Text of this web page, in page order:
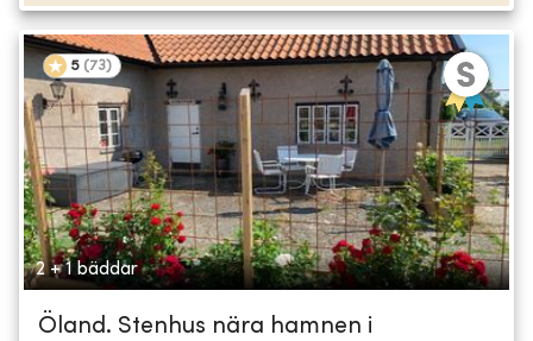
5 (73)
2 + 1 bäddar
Öland. Stenhus nära hamnen i